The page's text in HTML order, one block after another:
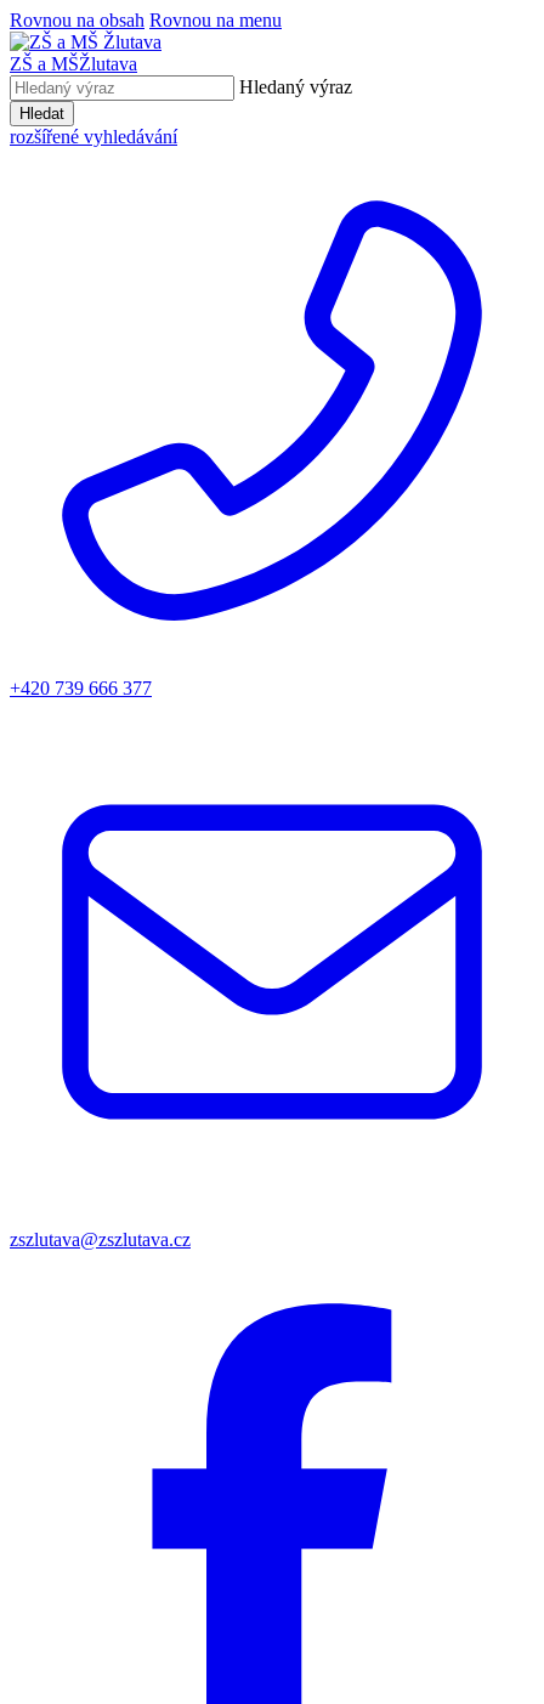
Rovnou na obsah Rovnou na menu
ZŠ a MŠŽlutava
Hledaný výraz
Hledat
rozšířené vyhledávání
+420 739 666 377
zszlutava@zszlutava.cz